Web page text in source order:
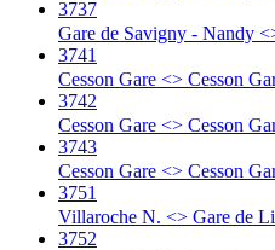
3737
Gare de Savigny - Nandy
3741
Cesson Gare <> Cesson
3742
Cesson Gare <> Cesson
3743
Cesson Gare <> Cesson
3751
Villaroche N. <> Gare de
3752